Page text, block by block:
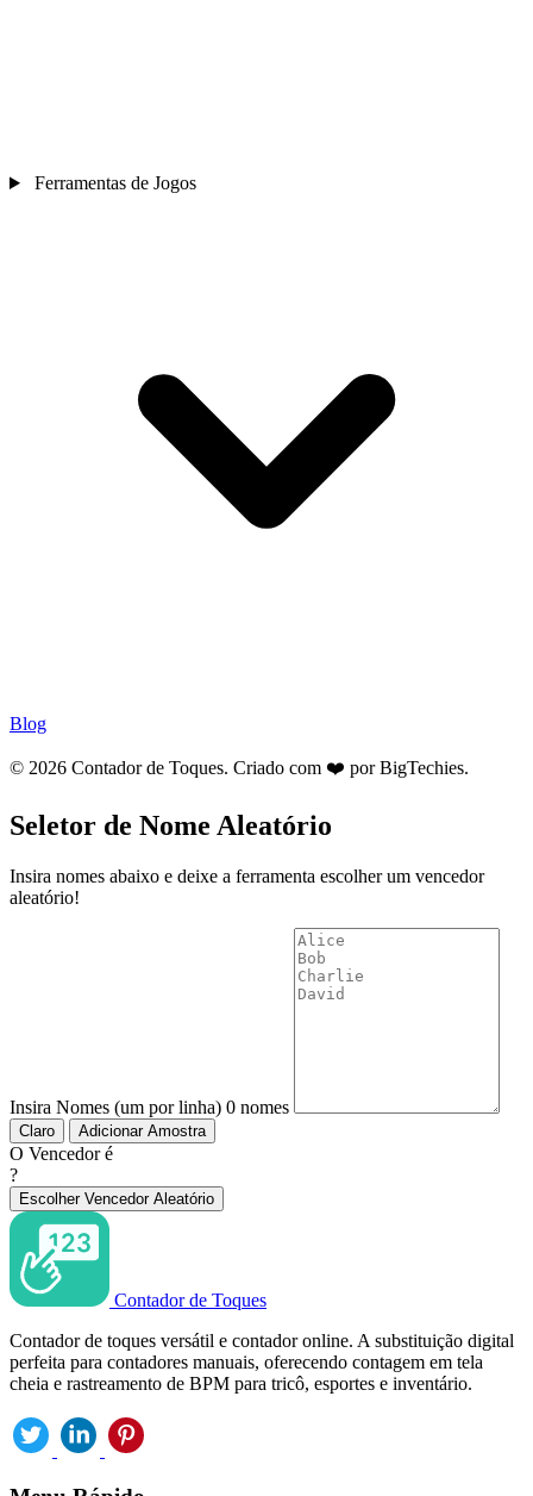
Ferramentas de Jogos
Blog
© 2026 Contador de Toques. Criado com ❤️ porBigTechies.
Seletor de Nome Aleatório
Insira nomes abaixo e deixe a ferramenta escolher um vencedor
aleatório!
Insira Nomes (um por linha) 0 nomes
Claro Adicionar Amostra
O Vencedor é
?
Escolher Vencedor Aleatório
Contador de Toques
Contador de toques versátil e contador online. A substituição digital
perfeita para contadores manuais, oferecendo contagem em tela
cheia e rastreamento de BPM para tricô, esportes e inventário.